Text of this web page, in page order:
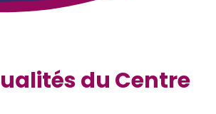
du Centre